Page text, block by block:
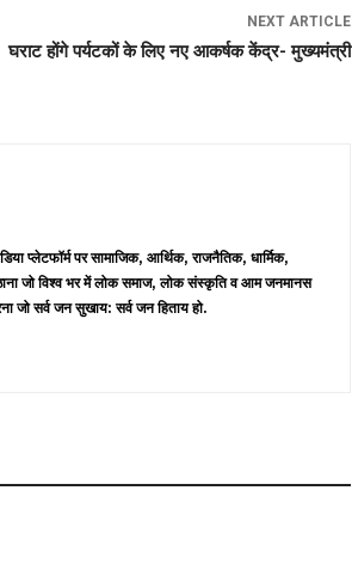
NEXT ARTICLE
घराट होंगे पर्यटकों के लिए नए आकर्षक केंद्र- मुख्यमंत्री
प्लेटफॉर्म पर सामाजिक, आर्थिक, राजनैतिक, धार्मिक,
जो विश्व भर में लोक समाज, लोक संस्कृति व आम जनमानस
जो सर्व जन सुखाय: सर्व जन हिताय हो.